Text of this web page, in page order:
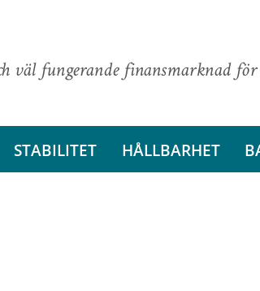
väl fungerande finansmarknad
STABILITET HÅLLBARHET